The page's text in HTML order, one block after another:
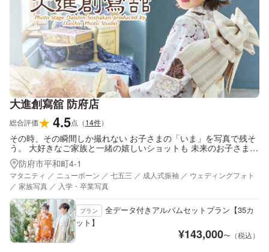
大進創寫舘 防府店
総合評価★4.5点 （14件）
その時、その瞬間しか撮れない お子さまの「いま」を写真で残そ
う。 大好きなご家族と一緒の嬉しいショットも 未来のお子さまへ
の贈り物になります。
防府市平和町4-1
マタニティ ／ ニューボーン ／ 七五三 ／ 成人式振袖 ／ ウェディングフォト
／ 家族写真 ／ 入学・卒業写真
プラン
全データ付きアルバムセットプラン【35カ
ット】
¥143,000〜（税込）